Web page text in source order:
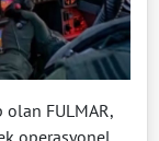
FULMAR,